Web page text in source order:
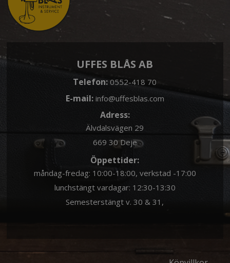
UFFES BLÅS AB
Telefon:0552-418 70
E-mail: info@uffesblas.com
Adress:
Älvdalsvägen 29
669 30 Deje
Öppettider:
måndag-fredag: 10:00-18:00, verkstad -17:00
lunchstängt vardagar: 12:30-13:30
Semesterstängt v. 30 & 31,